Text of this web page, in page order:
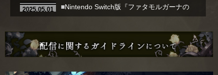
2025.05.01 ■Nintendo Switch版『ファタモルガーナの
館-DREAMS OF THE REVENANTS
2025.03.06 ■ Nintendo Switch版『ファタモルガーナの
EDITION-』の期間限定セールが開始されま